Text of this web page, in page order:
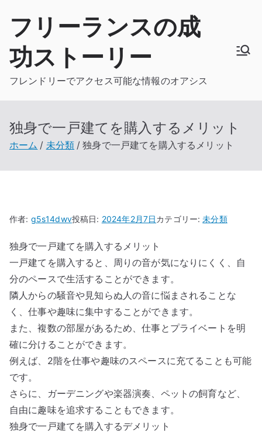
フリーランスの成
功ストーリー
フレンドリーでアクセス可能な情報のオアシス
独身で一戸建てを購入するメリット
ホーム 未分類 独身で一戸建てを購入するメリット
作者: g5s14dwv投稿日: 2024年2月7日カテゴリー:未分類
独身で一戸建てを購入するメリット
一戸建てを購入すると、周りの音が気になりにくく、自
分のペースで生活することができます。
隣人からの騒音や見知らぬ人の音に悩まされることな
く、仕事や趣味に集中することができます。
また、複数の部屋があるため、仕事とプライベートを明
確に分けることができます。
例えば、2階を仕事や趣味のスペースに充てることも可能
です。
さらに、ガーデニングや楽器演奏、ペットの飼育など、
自由に趣味を追求することもできます。
独身で一戸建てを購入するデメリット